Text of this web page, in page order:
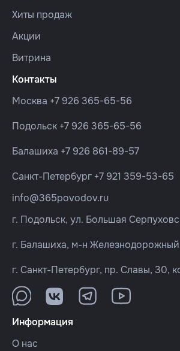
Хиты продаж
Акции
Витрина
Контакты
Москва +7 926 365-65-56
Подольск +7 926 365-65-56
Балашиха +7 926 861-89-57
Санкт-Петербург +7 921 359-53-65
info@365povodov.ru
г. Подольск, ул. Большая
г. Балашиха, м-н
г. Санкт-Петербург, пр. Славы, 30,
Информация
О нас